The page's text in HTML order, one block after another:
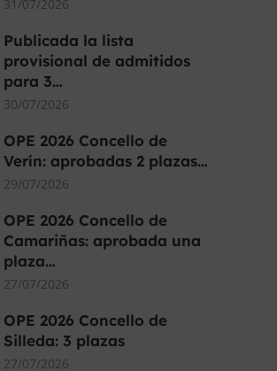
31/07/2026
Publicada la lista
provisional de admitidos
para 3…
30/07/2026
OPE 2026 Concello de
Verín: aprobadas 2 plazas…
29/07/2026
OPE 2026 Concello de
Camariñas: aprobada una
plaza…
27/07/2026
OPE 2026 Concello de
Silleda: 3 plazas
27/07/2026